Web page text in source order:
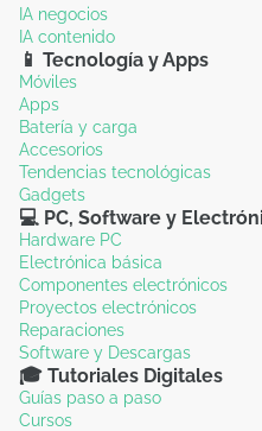
IA negocios
IA contenido
📱 Tecnología y Apps
Móviles
Apps
Batería y carga
Accesorios
Tendencias tecnológicas
Gadgets
💻 PC, Software y
Hardware PC
Electrónica básica
Componentes electrónicos
Proyectos electrónicos
Reparaciones
Software y Descargas
🎓 Tutoriales Digitales
Guías paso a paso
Cursos